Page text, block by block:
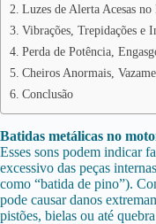
Luzes de Alerta Acesas no
Vibrações, Trepidações e
Perda de Potência,
Cheiros Anormais,
Conclusão
Batidas metálicas no
Esses sons podem indicar
excessivo das peças
como “batida de pino”).
pode causar danos
pistões, bielas ou até